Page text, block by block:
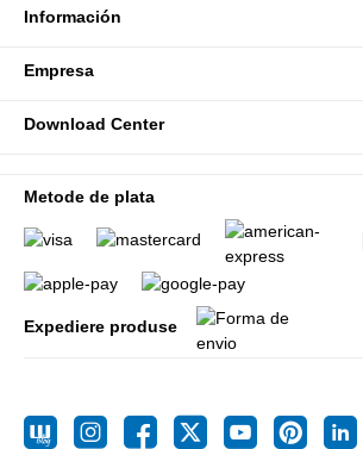
Información
Empresa
Download Center
Metode de plata
Expediere produse